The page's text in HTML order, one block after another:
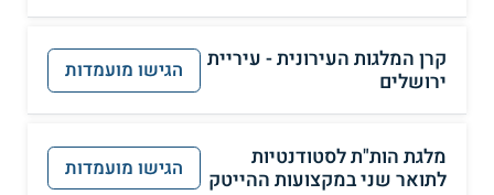
קרן המלגות העירונית - עיריית
ירושלים
הגישו מועמדות
מלגת הות"ת לסטודנטיות
לתואר שני במקצועות ההייטק
הגישו מועמדות